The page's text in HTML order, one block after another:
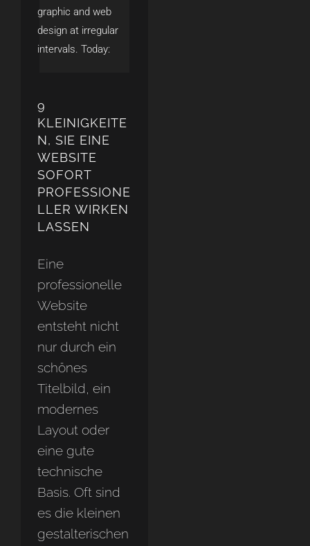
graphic and web
design at irregular
intervals. Today:
9
KLEINIGKEITE
N, SIE EINE
WEBSITE
SOFORT
PROFESSIONE
LLER WIRKEN
LASSEN
Eine
professionelle
Website
entsteht nicht
nur durch ein
schönes
Titelbild, ein
modernes
Layout oder
eine gute
technische
Basis. Oft sind
es die kleinen
gestalterischen